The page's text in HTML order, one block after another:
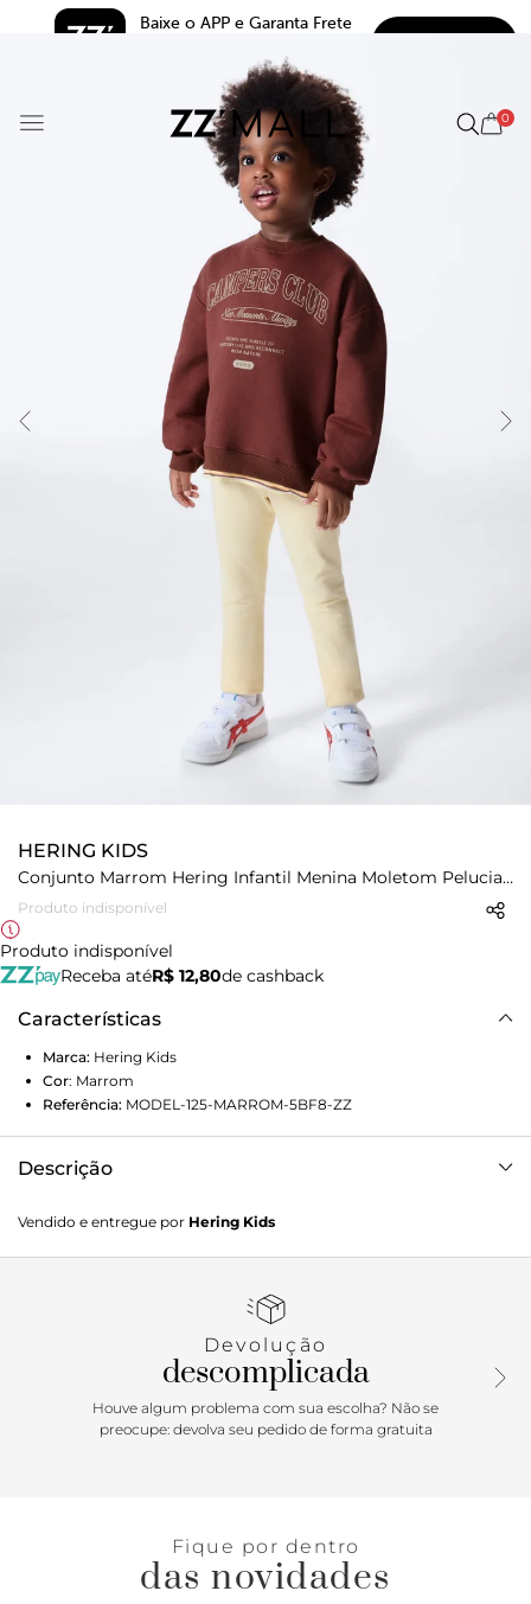
Baixe o APP e Garanta Frete
5.0
0
HERING KIDS
Conjunto Marrom Hering Infantil Menina Moletom Peluciado
Produto indisponível
Produto indisponível
Receba atéR$ 12,80de cashback
Características
Marca: Hering Kids
Cor: Marrom
Referência: MODEL-125-MARROM-5BF8-ZZ
Descrição
modelagem oversized, solta ao corpo. A blusa possui
manga longa, decote redondo e estampa frontal. Calça
peluciado Modelagem oversized Manga longa Decote
Vendido e entregue por Hering Kids
Devolução
descomplicada
Houve algum problema com sua escolha? Não se
preocupe: devolva seu pedido de forma gratuita
Fique por dentro
das novidades